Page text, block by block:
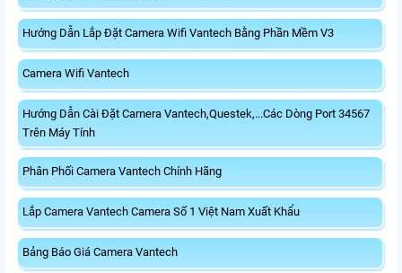
Hướng Dẫn Lắp Đặt Camera Wifi Vantech Bằng Phần Mềm V3
Camera Wifi Vantech
Hướng Dẫn Cài Đặt Camera Vantech,Questek,...Các Dòng Port 34567
Trên Máy Tính
Phân Phối Camera Vantech Chính Hãng
Lắp Camera Vantech Camera Số 1 Việt Nam Xuất Khẩu
Bảng Báo Giá Camera Vantech